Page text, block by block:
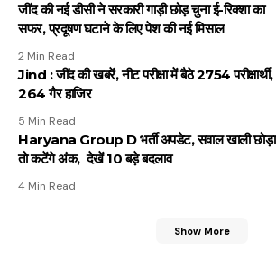
जींद की नई डीसी ने सरकारी गाड़ी छोड़ चुना ई-रिक्शा का
सफर, प्रदूषण घटाने के लिए पेश की नई मिसाल
2 Min Read
Jind : जींद की खबरें, नीट परीक्षा में बैठे 2754 परीक्षार्थी,
264 गैर हाजिर
5 Min Read
Haryana Group D भर्ती अपडेट, सवाल खाली छोड़ा
तो कटेंगे अंक, देखें 10 बड़े बदलाव
4 Min Read
Show More